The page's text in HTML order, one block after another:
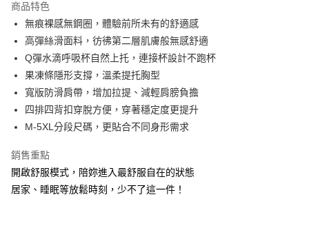
合作金庫商業銀行
華南商業銀行
彰化商業銀行
上海商業儲蓄銀行
台北富邦商業銀行
國泰世華商業銀行
兆豐國際商業銀行
臺灣中小企業銀行
匯豐（台灣）商業銀行
華泰商業銀行
聯邦商業銀行
遠東國際商業銀行
元大商業銀行
永豐商業銀行
玉山商業銀行
星展（台灣）商業銀行
台灣樂天信用卡公司
6 期 0 利率 每期
華南商業銀行
彰化商業銀行
上海商業儲蓄銀行
台北富邦商業銀行
國泰世華商業銀行
臺灣中小企業銀行
台中商業銀行
匯豐（台灣）商業銀行
華泰商業銀行
聯邦商業銀行
遠東國際商業銀行
元大商業銀行
永豐商業銀行
玉山商業銀行
台灣樂天信用卡公司
超商取貨付款
LINE Pay
Apple Pay
街口支付
相關說明
【關於「AFTEE先享後付」】
AFTEE先享後付是「在收到商品之後才付款」的支付方式。 讓您購物簡單
便利好安心！
運送方式
商品特色
無痕裸感無鋼圈，體驗前所未有的舒適感
高彈絲滑面料，彷彿第二層肌膚般無感舒適
Q彈水滴呼吸杯自然上托，連接杯設計不跑杯
果凍條隱形支撐，溫柔提托胸型
寬版防滑肩帶，增加拉提、減輕肩膀負擔
四排四背扣穿脫方便，穿著穩定度更提升
M-5XL分段尺碼，更貼合不同身形需求
銷售重點
開啟舒服模式，陪妳進入最舒服自在的狀態
居家、睡眠等放鬆時刻，少不了這一件！